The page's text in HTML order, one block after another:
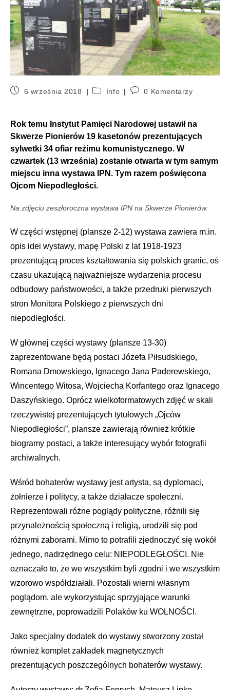
6 września 2018 Info 0 Komentarzy
Rok temu Instytut Pamięci Narodowej ustawił na
Skwerze Pionierów 19 kasetonów prezentujących
sylwetki 34 ofiar reżimu komunistycznego. W
czwartek (13 września) zostanie otwarta w tym samym
miejscu inna wystawa IPN. Tym razem poświęcona
Ojcom Niepodległości.
Na zdjęciu zeszłoroczna wystawa IPN na Skwerze Pionierów.
W części wstępnej (plansze 2-12) wystawa zawiera m.in.
opis idei wystawy, mapę Polski z lat 1918-1923
prezentującą proces kształtowania się polskich granic, oś
czasu ukazującą najważniejsze wydarzenia procesu
odbudowy państwowości, a także przedruki pierwszych
stron Monitora Polskiego z pierwszych dni
niepodległości.
W głównej części wystawy (plansze 13-30)
zaprezentowane będą postaci Józefa Piłsudskiego,
Romana Dmowskiego, Ignacego Jana Paderewskiego,
Wincentego Witosa, Wojciecha Korfantego oraz Ignacego
Daszyńskiego. Oprócz wielkoformatowych zdjęć w skali
rzeczywistej prezentujących tytułowych „Ojców
Niepodległości”, plansze zawierają również krótkie
biogramy postaci, a także interesujący wybór fotografii
archiwalnych.
Wśród bohaterów wystawy jest artysta, są dyplomaci,
żołnierze i politycy, a także działacze społeczni.
Reprezentowali różne poglądy polityczne, różnili się
przynależnością społeczną i religią, urodzili się pod
różnymi zaborami. Mimo to potrafili zjednoczyć się wokół
jednego, nadrzędnego celu: NIEPODLEGŁOŚCI. Nie
oznaczało to, że we wszystkim byli zgodni i we wszystkim
wzorowo współdziałali. Pozostali wierni własnym
poglądom, ale wykorzystując sprzyjające warunki
zewnętrzne, poprowadzili Polaków ku WOLNOŚCI.
Jako specjalny dodatek do wystawy stworzony został
również komplet zakładek magnetycznych
prezentujących poszczególnych bohaterów wystawy.